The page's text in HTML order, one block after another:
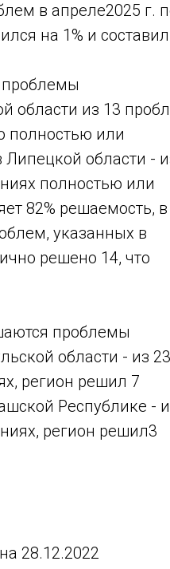
в апреле2025 г.
на 1% и составил
области из 13
полностью или
Липецкой области -
полностью или
82% решаемость, в
указанных в
решено 14, что
проблемы
области - из 23
регион решил 7
Республике -
регион решил3
28.12.2022